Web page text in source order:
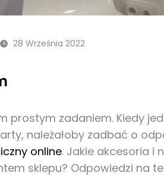
28 Września 2022
zadaniem. Kiedy
należałoby zadbać o
online. Jakie akcesoria i
sklepu? Odpowiedzi na